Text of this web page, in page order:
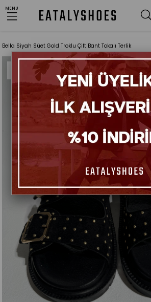
AYNI GÜN KARGO
MENU
Bella Siyah Süet Gold Troklu Çift Bant Tokalı Terlik